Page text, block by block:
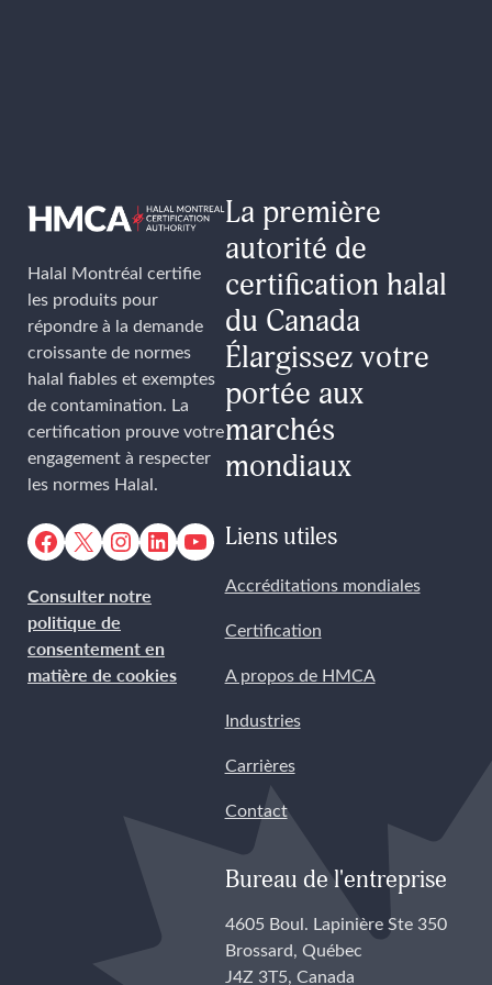
Halal Montréal certifie
les produits pour
répondre à la demande
croissante de normes
halal fiables et exemptes
de contamination. La
certification prouve votre
engagement à respecter
les normes Halal.
Facebook
X Instagram
LinkedIn
YouTube
Consulter notre
politique de
consentement en
matière de cookies
La première
autorité de
certification halal
du Canada
Élargissez votre
portée aux
marchés
mondiaux
Liens utiles
Accréditations mondiales
Certification
A propos de HMCA
Industries
Carrières
Contact
Bureau de l'entreprise
4605 Boul. Lapinière Ste 350
Brossard, Québec
J4Z 3T5, Canada